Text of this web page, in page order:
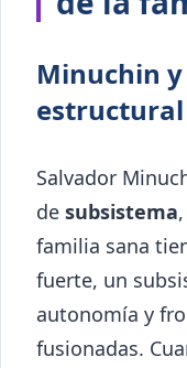
Minuchin
estructural
Salvador
de subsistema,
familia sana
fuerte, un
autonomía y
fusionadas.